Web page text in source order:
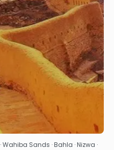
Sands · Bahla · Nizwa ·